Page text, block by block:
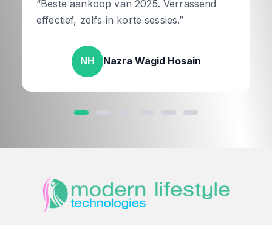
“Beste aankoop van 2025. Verrassend
effectief, zelfs in korte sessies.”
NH Nazra Wagid Hosain